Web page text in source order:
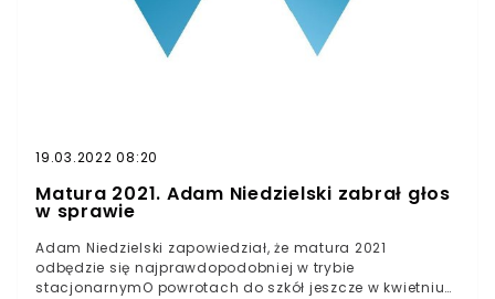
19.03.2022 08:20
Matura 2021. Adam Niedzielski zabrał głos
w sprawie
Adam Niedzielski zapowiedział, że matura 2021
odbędzie się najprawdopodobniej w trybie
stacjonarnymO powrotach do szkół jeszcze w kwietniu